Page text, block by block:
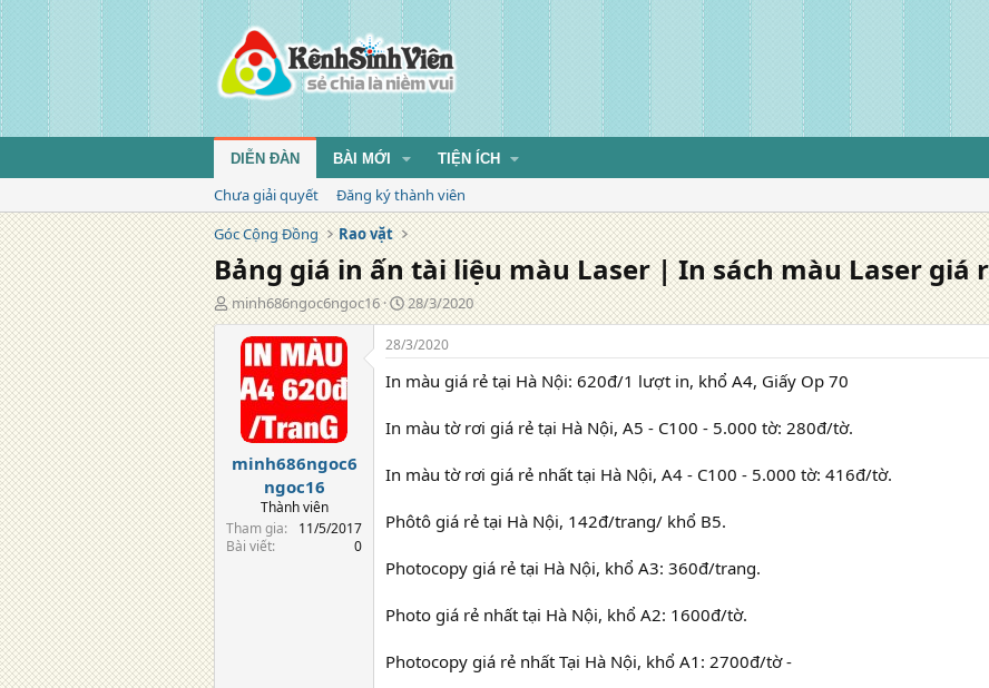
DIỄN ĐÀN BÀI MỚI TIỆN ÍCH
Chưa giải quyết
Đăng ký thành viên
Góc Cộng Đồng
Rao vặt
Bảng giá in ấn tài liệu màu Laser | In sách màu Laser giá
T
á
minh686ngoc6ngoc16
N
g
à
y
đ
n
28/3/2020
minh686ngoc6
ngoc16
Thành viên
Tham gia
11/5/2017
Bài viết
0
28/3/2020
In màu giá rẻ tại Hà Nội: 620đ/1 lượt in, khổ A4, Giấy Op 70
In màu tờ rơi giá rẻ tại Hà Nội, A5 - C100 - 5.000 tờ: 280đ/tờ.
In màu tờ rơi giá rẻ nhất tại Hà Nội, A4 - C100 - 5.000 tờ: 416đ/tờ.
Phôtô giá rẻ tại Hà Nội, 142đ/trang/ khổ B5.
Photocopy giá rẻ tại Hà Nội, khổ A3: 360đ/trang.
Photo giá rẻ nhất tại Hà Nội, khổ A2: 1600đ/tờ.
Photocopy giá rẻ nhất Tại Hà Nội, khổ A1: 2700đ/tờ -